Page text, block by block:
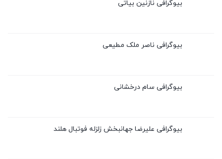
بیوگرافی نازنین بیاتی
بیوگرافی ناصر ملک مطیعی
بیوگرافی سام درخشانی
بیوگرافی علیرضا جهانبخش زلزله فوتبال هلند